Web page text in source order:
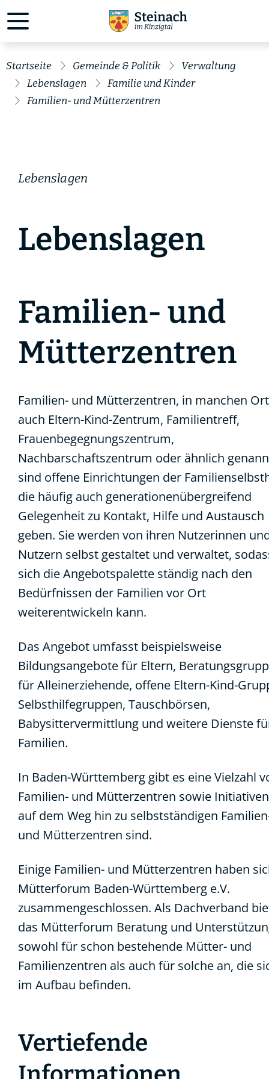
Startseite Gemeinde & Politik
Verwaltung
Lebenslagen
Familie und Kinder
Familien- und Mütterzentren
Lebenslagen
Lebenslagen
Familien- und
Mütterzentren
Familien- und Mütterzentren, in manchen
auch Eltern-Kind-Zentrum, Familientreff,
Frauenbegegnungszentrum,
Nachbarschaftszentrum oder ähnlich
sind offene Einrichtungen der
die häufig auch generationenübergreifend
Gelegenheit zu Kontakt, Hilfe und Austausch
geben. Sie werden von ihren Nutzerinnen
Nutzern selbst gestaltet und verwaltet,
sich die Angebotspalette ständig nach den
Bedürfnissen der Familien vor Ort
weiterentwickeln kann.
Das Angebot umfasst beispielsweise
Bildungsangebote für Eltern,
für Alleinerziehende, offene Eltern-Kind-
Selbsthilfegruppen, Tauschbörsen,
Babysittervermittlung und weitere Dienste
Familien.
In Baden-Württemberg gibt es eine Vielzahl
Familien- und Mütterzentren sowie
auf dem Weg hin zu selbstständigen
und Mütterzentren sind.
Einige Familien- und Mütterzentren haben
Mütterforum Baden-Württemberg e.V.
zusammengeschlossen. Als Dachverband
das Mütterforum Beratung und
sowohl für schon bestehende Mütter- und
Familienzentren als auch für solche an, die
im Aufbau befinden.
Vertiefende